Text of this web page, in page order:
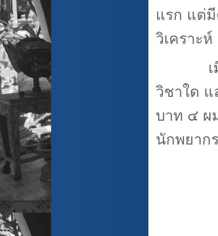
แรก แต่
วิเคราะ
เมื่อรู้
วิชาใด
บาท ๔ ผ
นักพยาก